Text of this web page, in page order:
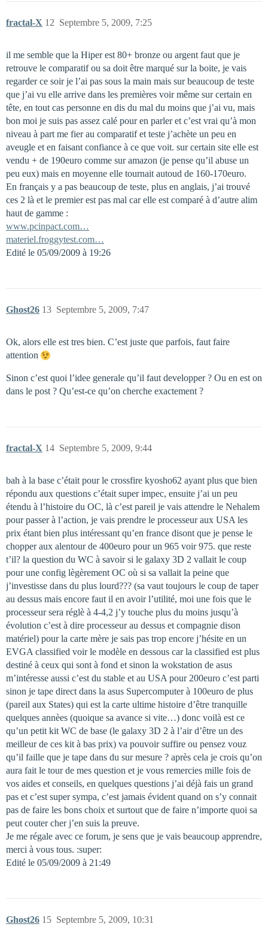
fractal-X Septembre 5, 2009, 7:25
12
il me semble que la Hiper est 80+ bronze ou argent faut que je
retrouve le comparatif ou sa doit être marqué sur la boite, je vais
regarder ce soir je l’ai pas sous la main mais sur beaucoup de teste
que j’ai vu elle arrive dans les premières voir même sur certain en
tête, en tout cas personne en dis du mal du moins que j’ai vu, mais
bon moi je suis pas assez calé pour en parler et c’est vrai qu’à mon
niveau à part me fier au comparatif et teste j’achète un peu en
aveugle et en faisant confiance à ce que voit. sur certain site elle est
vendu + de 190euro comme sur amazon (je pense qu’il abuse un
peu eux) mais en moyenne elle tournait autoud de 160-170euro.
En français y a pas beaucoup de teste, plus en anglais, j’ai trouvé
ces 2 là et le premier est pas mal car elle est comparé à d’autre alim
haut de gamme :
www.pcinpact.com…
materiel.froggytest.com…
Edité le 05/09/2009 à 19:26
Ghost26 Septembre 5, 2009, 7:47
13
Ok, alors elle est tres bien. C’est juste que parfois, faut faire
attention
Sinon c’est quoi l’idee generale qu’il faut developper ? Ou en est on
dans le post ? Qu’est-ce qu’on cherche exactement ?
fractal-X Septembre 5, 2009, 9:44
14
bah à la base c’était pour le crossfire kyosho62 ayant plus que bien
répondu aux questions c’était super impec, ensuite j’ai un peu
étendu à l’histoire du OC, là c’est pareil je vais attendre le Nehalem
pour passer à l’action, je vais prendre le processeur aux USA les
prix étant bien plus intéressant qu’en france disont que je pense le
chopper aux alentour de 400euro pour un 965 voir 975. que reste
t’il? la question du WC à savoir si le galaxy 3D 2 vallait le coup
pour une config lègèrement OC où si sa vallait la peine que
j’investisse dans du plus lourd??? (sa vaut toujours le coup de taper
au dessus mais encore faut il en avoir l’utilité, moi une fois que le
processeur sera réglè à 4-4,2 j’y touche plus du moins jusqu’à
évolution c’est à dire processeur au dessus et compagnie dison
matériel) pour la carte mère je sais pas trop encore j’hésite en un
EVGA classified voir le modèle en dessous car la classified est plus
destiné à ceux qui sont à fond et sinon la wokstation de asus
m’intéresse aussi c’est du stable et au USA pour 200euro c’est parti
sinon je tape direct dans la asus Supercomputer à 100euro de plus
(pareil aux States) qui est la carte ultime histoire d’être tranquille
quelques annèes (quoique sa avance si vite…) donc voilà est ce
qu’un petit kit WC de base (le galaxy 3D 2 à l’air d’être un des
meilleur de ces kit à bas prix) va pouvoir suffire ou pensez vouz
qu’il faille que je tape dans du sur mesure ? après cela je crois qu’on
aura fait le tour de mes question et je vous remercies mille fois de
vos aides et conseils, en quelques questions j’ai déjà fais un grand
pas et c’est super sympa, c’est jamais évident quand on s’y connait
pas de faire les bons choix et surtout que de faire n’importe quoi sa
peut couter cher j’en suis la preuve.
Je me régale avec ce forum, je sens que je vais beaucoup apprendre,
merci à vous tous. :super:
Edité le 05/09/2009 à 21:49
Ghost26 Septembre 5, 2009, 10:31
15